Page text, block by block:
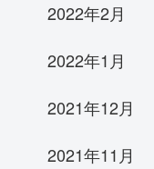
2022年2月
2022年1月
2021年12月
2021年11月